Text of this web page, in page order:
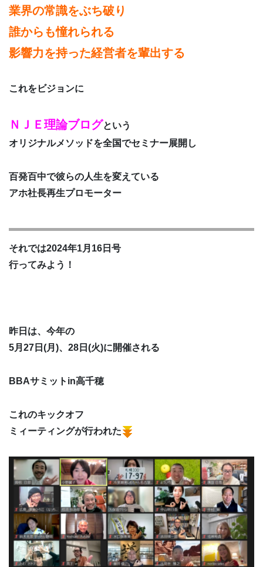
業界の常識をぶち破り
誰からも憧れられる
影響力を持った経営者を輩出する
これをビジョンに
ＮＪＥ理論ブログという
オリジナルメソッドを全国でセミナー展開し
百発百中で彼らの人生を変えている
アホ社長再生プロモーター
それでは2024年1月16日号
行ってみよう！
昨日は、今年の
5月27日(月)、28日(火)に開催される
BBAサミットin高千穂
これのキックオフ
ミィーティングが行われた